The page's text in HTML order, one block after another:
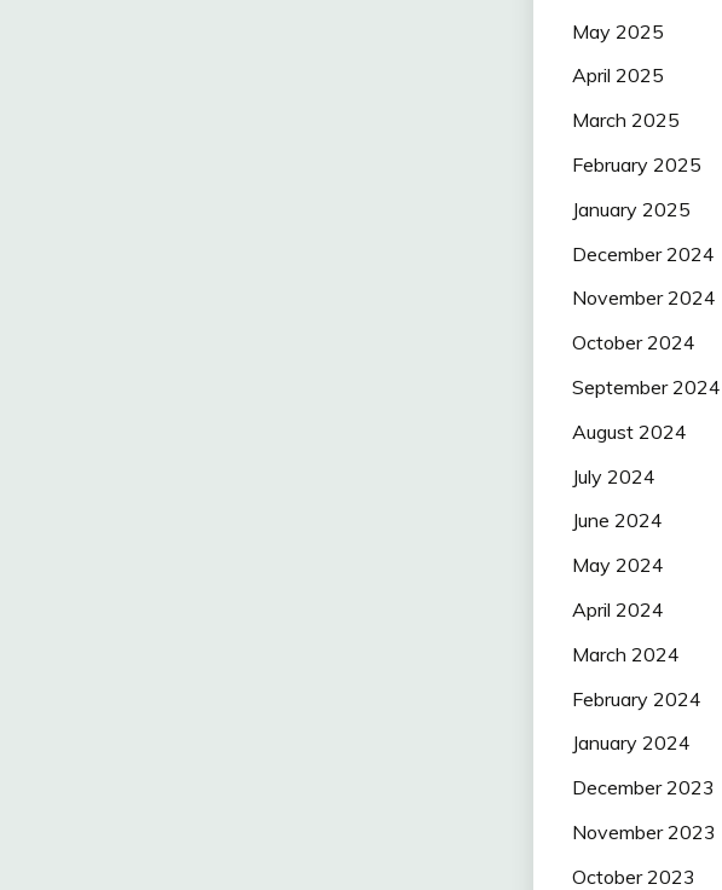
May 2025
April 2025
March 2025
February 2025
January 2025
December 2024
November 2024
October 2024
September 2024
August 2024
July 2024
June 2024
May 2024
April 2024
March 2024
February 2024
January 2024
December 2023
November 2023
October 2023